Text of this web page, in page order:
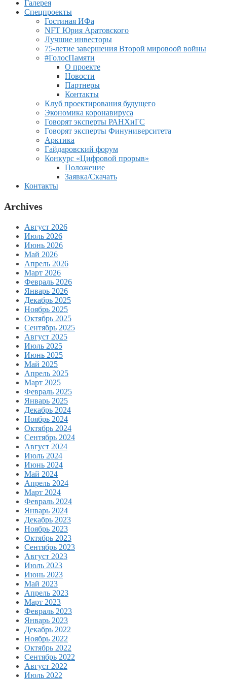
Галерея
Спецпроекты
Гостиная ИФа
NFT Юрия Аратовского
Лучшие инвесторы
75-летие завершения Второй мировоой войны
#ГолосПамяти
О проекте
Новости
Партнеры
Контакты
Клуб проектирования будущего
Экономика коронавируса
Говорят эксперты РАНХиГС
Говорят эксперты Финуниверситета
Арктика
Гайдаровский форум
Конкурс «Цифровой прорыв»
Положение
Заявка/Скачать
Контакты
Archives
Август 2026
Июль 2026
Июнь 2026
Май 2026
Апрель 2026
Март 2026
Февраль 2026
Январь 2026
Декабрь 2025
Ноябрь 2025
Октябрь 2025
Сентябрь 2025
Август 2025
Июль 2025
Июнь 2025
Май 2025
Апрель 2025
Март 2025
Февраль 2025
Январь 2025
Декабрь 2024
Ноябрь 2024
Октябрь 2024
Сентябрь 2024
Август 2024
Июль 2024
Июнь 2024
Май 2024
Апрель 2024
Март 2024
Февраль 2024
Январь 2024
Декабрь 2023
Ноябрь 2023
Октябрь 2023
Сентябрь 2023
Август 2023
Июль 2023
Июнь 2023
Май 2023
Апрель 2023
Март 2023
Февраль 2023
Январь 2023
Декабрь 2022
Ноябрь 2022
Октябрь 2022
Сентябрь 2022
Август 2022
Июль 2022